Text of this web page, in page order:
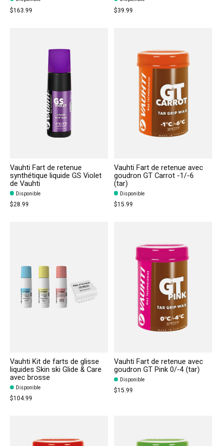
$163.99 $39.99
Vauhti Fart de retenue
synthétique liquide GS Violet
de Vauhti
Disponible
$28.99
Vauhti Fart de retenue avec
goudron GT Carrot -1/-6
(tar)
Disponible
$15.99
Vauhti Kit de farts de glisse
liquides Skin ski Glide & Care
avec brosse
Disponible
$104.99
Vauhti Fart de retenue avec
goudron GT Pink 0/-4 (tar)
Disponible
$15.99